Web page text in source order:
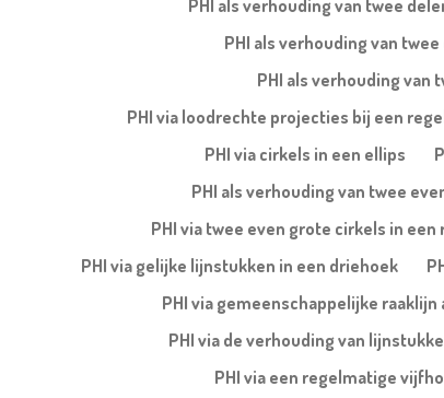
PHI als verhouding van twee
PHI als verhouding van
PHI als verhouding van
PHI via loodrechte projecties bij een
PHI via cirkels in een ellips
PHI als verhouding van twee
PHI via twee even grote cirkels in
PHI via gelijke lijnstukken in een driehoek
PHI via gemeenschappelijke raaklijn
PHI via de verhouding van
PHI via een regelmatige